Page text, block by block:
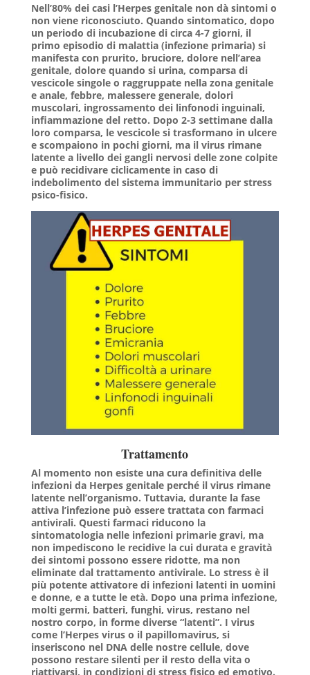
Nell’80% dei casi l’Herpes genitale non dà sintomi o
non viene riconosciuto. Quando sintomatico, dopo
un periodo di incubazione di circa 4-7 giorni, il
primo episodio di malattia (infezione primaria) si
manifesta con prurito, bruciore, dolore nell’area
genitale, dolore quando si urina, comparsa di
vescicole singole o raggruppate nella zona genitale
e anale, febbre, malessere generale, dolori
muscolari, ingrossamento dei linfonodi inguinali,
infiammazione del retto. Dopo 2-3 settimane dalla
loro comparsa, le vescicole si trasformano in ulcere
e scompaiono in pochi giorni, ma il virus rimane
latente a livello dei gangli nervosi delle zone colpite
e può recidivare ciclicamente in caso di
indebolimento del sistema immunitario per stress
psico-fisico.
Trattamento
Al momento non esiste una cura definitiva delle
infezioni da Herpes genitale perché il virus rimane
latente nell’organismo. Tuttavia, durante la fase
attiva l’infezione può essere trattata con farmaci
antivirali. Questi farmaci riducono la
sintomatologia nelle infezioni primarie gravi, ma
non impediscono le recidive la cui durata e gravità
dei sintomi possono essere ridotte, ma non
eliminate dal trattamento antivirale. Lo stress è il
più potente attivatore di infezioni latenti in uomini
e donne, e a tutte le età. Dopo una prima infezione,
molti germi, batteri, funghi, virus, restano nel
nostro corpo, in forme diverse “latenti”. I virus
come l’Herpes virus o il papillomavirus, si
inseriscono nel DNA delle nostre cellule, dove
possono restare silenti per il resto della vita o
riattivarsi, in condizioni di stress fisico ed emotivo.